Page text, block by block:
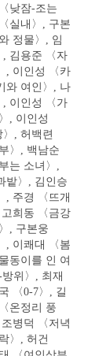
낮잠-조는
실내〉, 구본
정물〉, 임
, 김용준 〈자
, 이인성 〈카
와 여인〉, 나
, 이인성 〈가
, 이인성
〉, 허백련
〉, 백남순
는 소녀〉,
밭〉, 김인승
, 주경 〈뜨개
희동 〈금강
, 구본웅
, 이쾌대 〈봄
동이를 인 여
위〉, 최재
〈0-7〉, 길
온정리 풍
병덕 〈저녁
〉, 허건